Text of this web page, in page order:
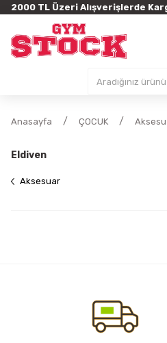
2000 TL Üzeri Alışverişlerde
Anasayfa ÇOCUK
Eldiven
Aksesuar